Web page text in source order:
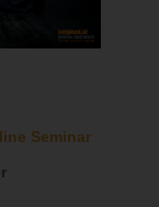
Seminar